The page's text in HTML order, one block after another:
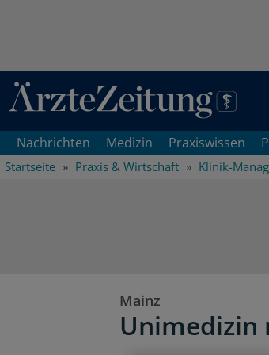
Direkt zum Inhaltsbereich
Nachrichten Medizin Praxiswissen
Startseite Praxis & Wirtschaft Klinik-
Mainz
Unimedizin